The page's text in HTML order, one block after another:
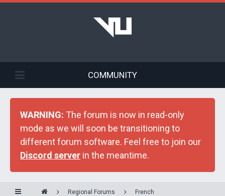
COMMUNITY
WARNING: The forum is now in read-only
mode as we will soon be transitioning to
different forum software. Feel free to join our
Discord server in the meantime.
Regional Forums French